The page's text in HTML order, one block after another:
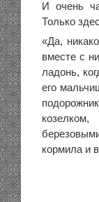
И очень
Только
«Да,
вместе с
ладонь,
его
кормила и